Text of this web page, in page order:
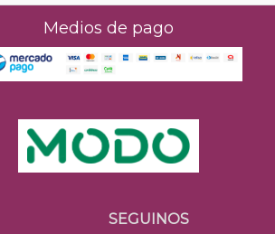
Medios de pago
SEGUINOS